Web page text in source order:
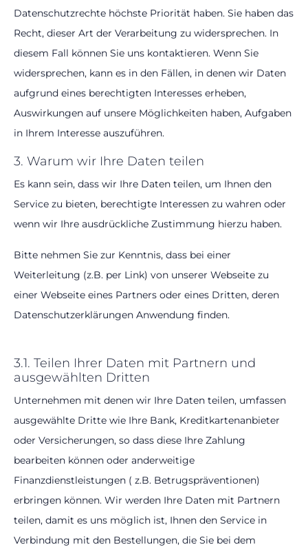
Datenschutzrechte höchste Priorität haben. Sie haben das
Recht, dieser Art der Verarbeitung zu widersprechen. In
diesem Fall können Sie uns kontaktieren. Wenn Sie
widersprechen, kann es in den Fällen, in denen wir Daten
aufgrund eines berechtigten Interesses erheben,
Auswirkungen auf unsere Möglichkeiten haben, Aufgaben
in Ihrem Interesse auszuführen.
3. Warum wir Ihre Daten teilen
Es kann sein, dass wir Ihre Daten teilen, um Ihnen den
Service zu bieten, berechtigte Interessen zu wahren oder
wenn wir Ihre ausdrückliche Zustimmung hierzu haben.
Bitte nehmen Sie zur Kenntnis, dass bei einer
Weiterleitung (z.B. per Link) von unserer Webseite zu
einer Webseite eines Partners oder eines Dritten, deren
Datenschutzerklärungen Anwendung finden.
3.1. Teilen Ihrer Daten mit Partnern und
ausgewählten Dritten
Unternehmen mit denen wir Ihre Daten teilen, umfassen
ausgewählte Dritte wie Ihre Bank, Kreditkartenanbieter
oder Versicherungen, so dass diese Ihre Zahlung
bearbeiten können oder anderweitige
Finanzdienstleistungen ( z.B. Betrugspräventionen)
erbringen können. Wir werden Ihre Daten mit Partnern
teilen, damit es uns möglich ist, Ihnen den Service in
Verbindung mit den Bestellungen, die Sie bei dem